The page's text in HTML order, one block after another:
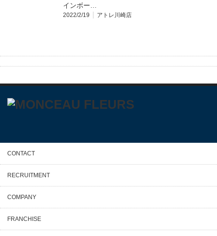
インボー…
2022/2/19 アトレ川崎店
CONTACT
RECRUITMENT
COMPANY
FRANCHISE